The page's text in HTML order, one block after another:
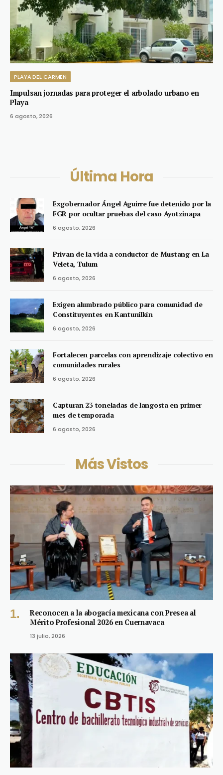
PLAYA DEL CARMEN
Impulsan jornadas para proteger el arbolado urbano en
Playa
6 agosto, 2026
Última Hora
Exgobernador Ángel Aguirre fue detenido por la
FGR por ocultar pruebas del caso Ayotzinapa
6 agosto, 2026
Privan de la vida a conductor de Mustang en La
Veleta, Tulum
6 agosto, 2026
Exigen alumbrado público para comunidad de
Constituyentes en Kantunilkín
6 agosto, 2026
Fortalecen parcelas con aprendizaje colectivo en
comunidades rurales
6 agosto, 2026
Capturan 23 toneladas de langosta en primer
mes de temporada
6 agosto, 2026
Más Vistos
Reconocen a la abogacía mexicana con Presea al
Mérito Profesional 2026 en Cuernavaca
13 julio, 2026